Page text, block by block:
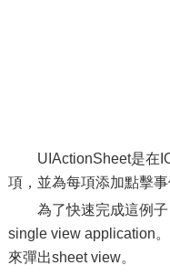
UIActionSheet是在
項，並為每項添加點擊事
為了快速完成這例
single view application
來彈出sheet view。